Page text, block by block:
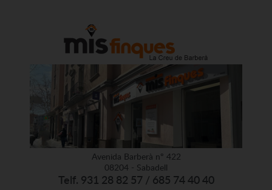
Avenida Barberà nº 422
08204 - Sabadell
Telf. 931 28 82 57 / 685 74 40 40